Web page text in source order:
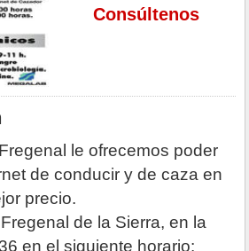
Consúltenos
le ofrecemos poder
de conducir y de caza en
precio.
de la Sierra, en la
en el siguiente horario: